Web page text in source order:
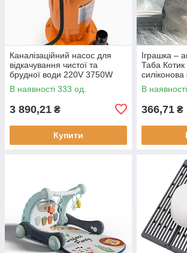
Каналізаційний насос для
відкачування чистої та
брудної води 220V 3750W
В наявності 333 од.
3 890,21 ₴
Купити
Іграшка –
Таба
силіконова
В
366,71 ₴